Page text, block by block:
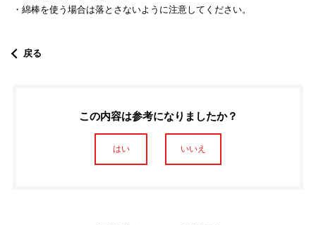
・綿棒を使う場合は落とさないように注意してください。
戻る
この内容は参考になりましたか？
はい いいえ